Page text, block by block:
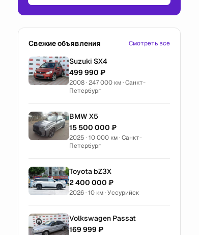
Свежие объявления Смотреть все
Suzuki SX4
499 990 ₽
2008 · 247 000 км · Санкт-
Петербург
BMW X5
15 500 000 ₽
2025 · 10 000 км · Санкт-
Петербург
Toyota bZ3X
2 400 000 ₽
2026 · 10 км · Уссурийск
Volkswagen Passat
169 999 ₽